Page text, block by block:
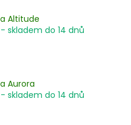
Altitude
skladem do 14 dnů
Aurora
skladem do 14 dnů